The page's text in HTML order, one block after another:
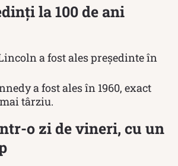
la 100 de ani
a fost ales președinte în
a fost ales în 1960, exact
târziu.
o zi de vineri, cu un